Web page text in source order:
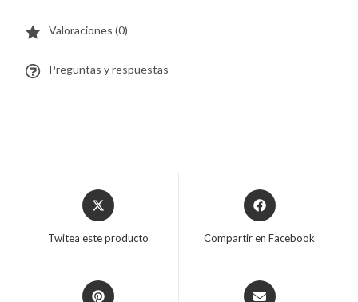
Valoraciones (0)
Preguntas y respuestas
Twitea este producto Compartir en Facebook